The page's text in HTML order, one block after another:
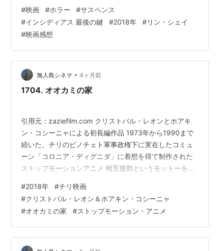
1.html
）
4月11日
漫画村閉鎖
滋賀県で巡査部長の男性が同じ交番に勤務する同僚
の巡査に拳銃で撃たれ死亡
4月14日
アメリカ、イギリス、フランスが、シリアでアサド
政権が化学兵器を使用したことへの対抗としてシリ
アへ軍事攻撃を行う
4月16日
川内優輝、ボストンマラソンで優勝。日本人では8人
目（9度目）、瀬古利彦以来31年ぶり
新潟県の米山隆一知事が女性問題で辞意を表明
第4作目で、時系列的には第3作と第1作の間に位置する作
品である。本作は日本国内で劇場公開されなかったが、
2018年10月3日よりブルーレイ&DVDセットが発売され
ている[2]。 引用元：インシディアス 最後の鍵 -
Wikipedia 登場人物・キ…
#映画 #ホラー #サスペンス
#インシディアス 最後の鍵 #2018年 #リン・シェイ
#映画感想
無人島シネマ • 4ヶ月前
1704. オオカミの家
引用元：zaziefilm.com クリストバル・レオンとホアキ
ン・コシーニャによる初長編作品 1973年から1990まで
続いた、チリのピノチェト軍事政権下に実在したコミュ
ーン「コロニア・ディグニダ」に着想を得て制作された
ストップモーションアニメ 相互援助というモットーを掲
ているブタを逃がしてしまい、罰を受けたマリアは、耐
えきれず集落から脱走してしまう マリアは、森の中の一
軒家に逃げ込み、そこにいた2匹の子ブタにペドロとアナ
と名づけて世話をするようになる ところが、しばらくす
ると森の奥からマリアを探すオオカミの声が聞こえてく
#2018年 #チリ映画
#クリストバル・レオン＆ホアキン・コシーニャ
#オオカミの家 #ストップモーション・アニメ